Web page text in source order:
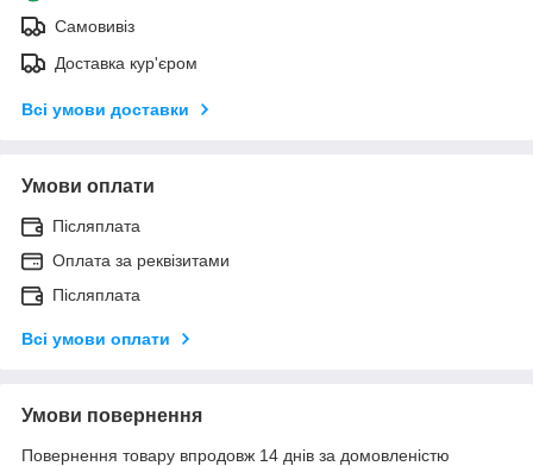
Самовивіз
Доставка кур'єром
Всі умови доставки
Умови оплати
Післяплата
Оплата за реквізитами
Післяплата
Всі умови оплати
Умови повернення
Повернення товару впродовж 14 днів за домовленістю